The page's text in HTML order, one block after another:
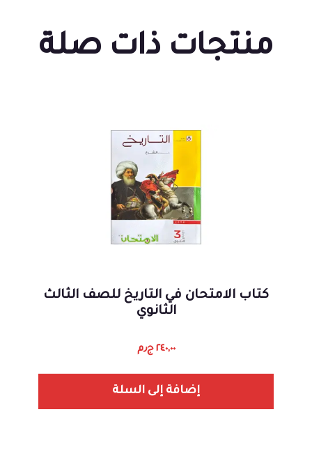
منتجات ذات صلة
كتاب الامتحان في التاريخ للصف الثالث
الثانوي
٢٤٠,٠٠ ج٫م
إضافة إلى السلة